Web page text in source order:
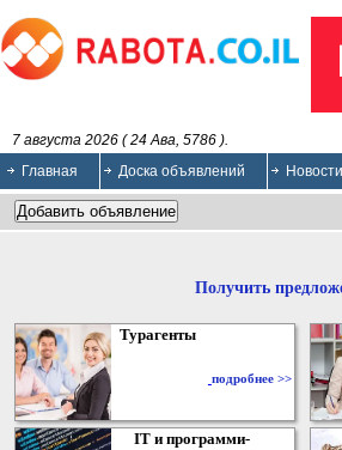
7 августа 2026 ( 24 Ава, 5786 ).
Главная
Доска объявлений Новости
Получить
Турагенты
подробнее >>
IT и программи-